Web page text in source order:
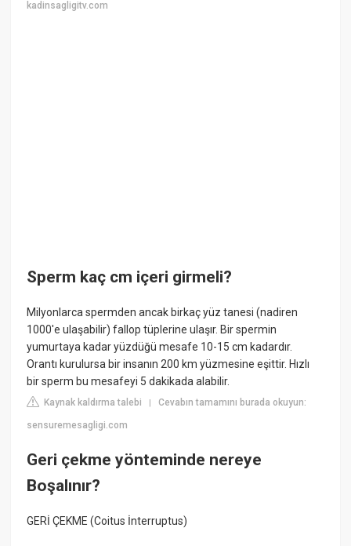
kadinsagligitv.com
Sperm kaç cm içeri girmeli?
Milyonlarca spermden ancak birkaç yüz tanesi (nadiren
1000'e ulaşabilir) fallop tüplerine ulaşır. Bir spermin
yumurtaya kadar yüzdüğü mesafe 10-15 cm kadardır.
Orantı kurulursa bir insanın 200 km yüzmesine eşittir. Hızlı
bir sperm bu mesafeyi 5 dakikada alabilir.
Kaynak kaldırma talebi |Cevabın tamamını burada okuyun:
sensuremesagligi.com
Geri çekme yönteminde nereye
Boşalınır?
GERİ ÇEKME (Coitus İnterruptus)